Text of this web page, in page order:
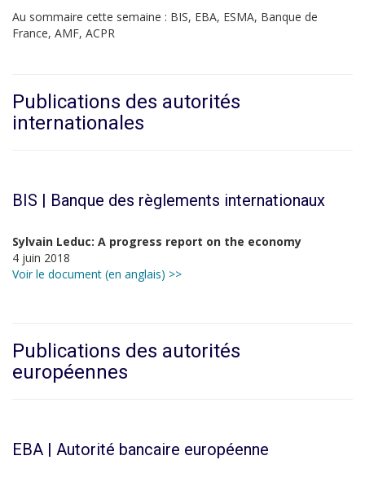
Au sommaire cette semaine : BIS, EBA, ESMA, Banque de
France, AMF, ACPR
Publications des autorités
internationales
BIS | Banque des règlements internationaux
Sylvain Leduc: A progress report on the economy
4 juin 2018
Voir le document (en anglais) >>
Publications des autorités
européennes
EBA | Autorité bancaire européenne